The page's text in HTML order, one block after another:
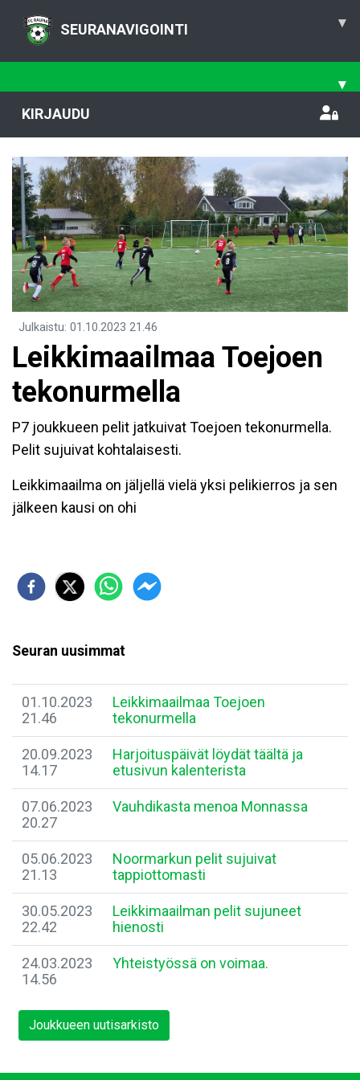
SEURANAVIGOINTI ▾
▾
KIRJAUDU
Julkaistu: 01.10.2023 21.46
Leikkimaailmaa Toejoen
tekonurmella
P7 joukkueen pelit jatkuivat Toejoen tekonurmella.
Pelit sujuivat kohtalaisesti.
Leikkimaailma on jäljellä vielä yksi pelikierros ja sen
jälkeen kausi on ohi
Seuran uusimmat
01.10.2023
21.46
Leikkimaailmaa Toejoen
tekonurmella
20.09.2023
14.17
Harjoituspäivät löydät täältä ja
etusivun kalenterista
07.06.2023
20.27
Vauhdikasta menoa Monnassa
05.06.2023
21.13
Noormarkun pelit sujuivat
tappiottomasti
30.05.2023
22.42
Leikkimaailman pelit sujuneet
hienosti
24.03.2023
14.56
Yhteistyössä on voimaa.
Joukkueen uutisarkisto